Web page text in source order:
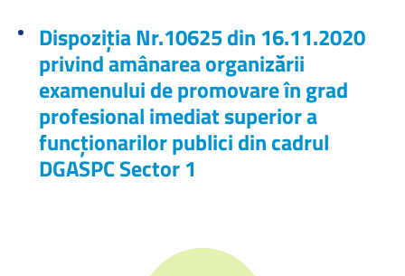
Dispoziția Nr.10625 din 16.11.2020
privind amânarea organizării
examenului de promovare în grad
profesional imediat superior a
funcționarilor publici din cadrul
DGASPC Sector 1